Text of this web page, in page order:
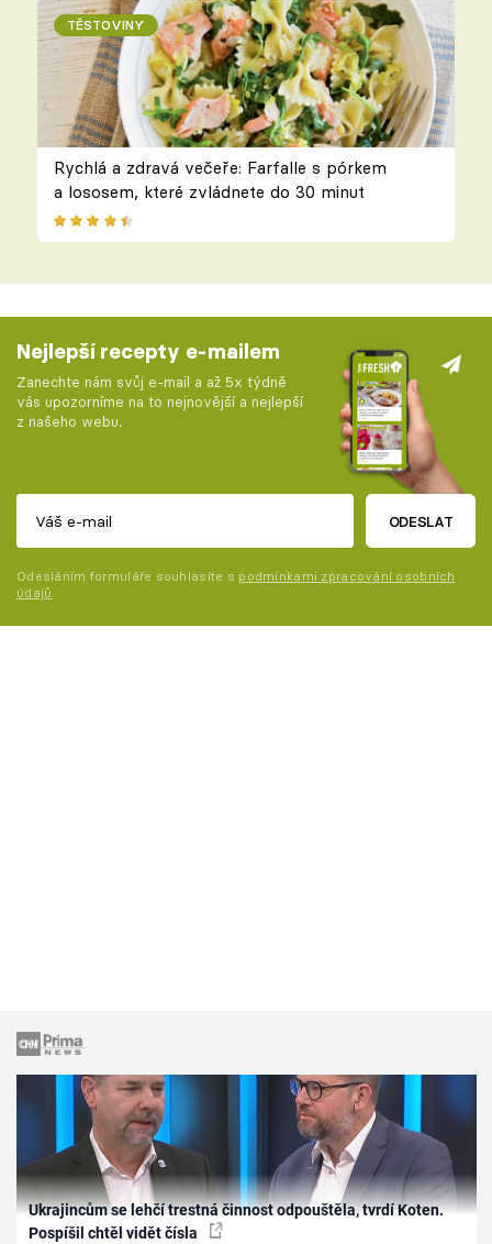
TĚSTOVINY
Rychlá a zdravá večeře: Farfalle s pórkem
a lososem, které zvládnete do 30 minut
Nejlepší recepty e-mailem
Zanechte nám svůj e-mail a až 5x týdně
vás upozorníme na to nejnovější a nejlepší
z našeho webu.
ODESLAT
Odesláním formuláře souhlasíte s podmínkami zpracování osobních
údajů
Ukrajincům se lehčí trestná činnost odpouštěla, tvrdí Koten.
Pospíšil chtěl vidět čísla